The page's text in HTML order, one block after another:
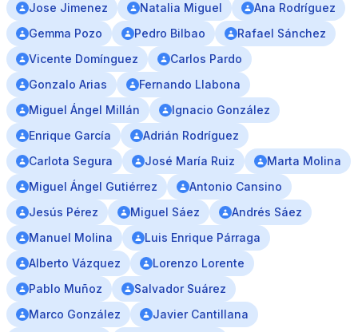
Jose Jimenez
Natalia Miguel
Ana Rodríguez
Gemma Pozo
Pedro Bilbao
Rafael Sánchez
Vicente Domínguez
Carlos Pardo
Gonzalo Arias
Fernando Llabona
Miguel Ángel Millán
Ignacio González
Enrique García
Adrián Rodríguez
Carlota Segura
José María Ruiz
Marta Molina
Miguel Ángel Gutiérrez
Antonio Cansino
Jesús Pérez
Miguel Sáez
Andrés Sáez
Manuel Molina
Luis Enrique Párraga
Alberto Vázquez
Lorenzo Lorente
Pablo Muñoz
Salvador Suárez
Marco González
Javier Cantillana